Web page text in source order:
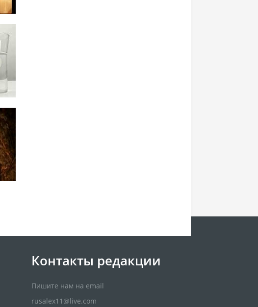
Контакты редакции
Пишите нам на email
rusalex11@live.com